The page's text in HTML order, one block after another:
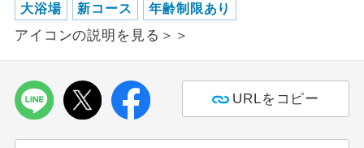
大浴場 新コース 年齢制限あり
アイコンの説明を見る＞＞
URLをコピー
年齢制限あり
ご参加にあたり年齢に制限があるコース
です。
利用航空会社が指定なので、ご出発の計
画にとても便利です。
ホテル指定
ご紹介するホテルを指定したコースで